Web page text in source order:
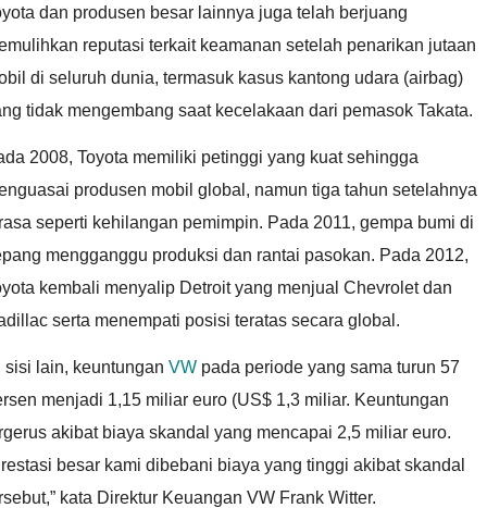
dan produsen besar lainnya juga telah berjuang
reputasi terkait keamanan setelah penarikan jutaan
di seluruh dunia, termasuk kasus kantong udara (airbag)
tidak mengembang saat kecelakaan dari pemasok Takata.
2008, Toyota memiliki petinggi yang kuat sehingga
produsen mobil global, namun tiga tahun setelahnya
seperti kehilangan pemimpin. Pada 2011, gempa bumi di
mengganggu produksi dan rantai pasokan. Pada 2012,
kembali menyalip Detroit yang menjual Chevrolet dan
serta menempati posisi teratas secara global.
sisi lain, keuntungan VW pada periode yang sama turun 57
menjadi 1,15 miliar euro (US$ 1,3 miliar. Keuntungan
akibat biaya skandal yang mencapai 2,5 miliar euro.
besar kami dibebani biaya yang tinggi akibat skandal
kata Direktur Keuangan VW Frank Witter.